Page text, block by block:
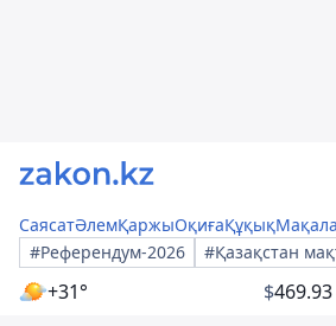
СаясатӘлемҚаржыОқиғаҚұқық
#Референдум-2026
#Қазақстан
+31° $469.93